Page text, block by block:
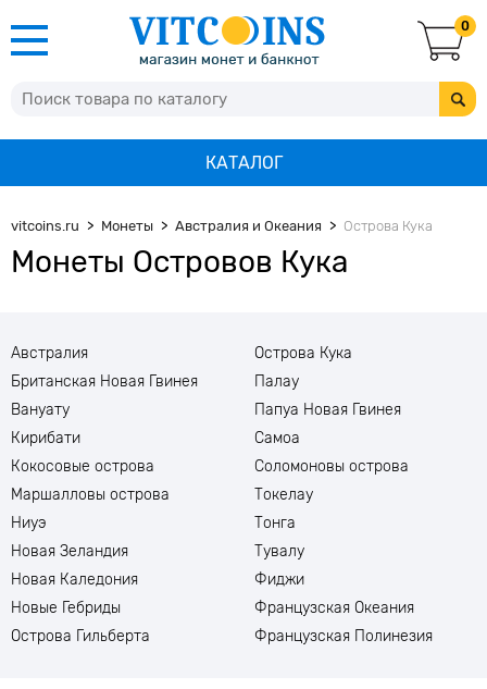
0
КАТАЛОГ
vitcoins.ru Монеты Австралия и Океания Острова Кука
Монеты Островов Кука
Австралия
Британская Новая Гвинея
Вануату
Кирибати
Кокосовые острова
Маршалловы острова
Ниуэ
Новая Зеландия
Новая Каледония
Новые Гебриды
Острова Гильберта
Острова Кука
Палау
Папуа Новая Гвинея
Самоа
Соломоновы острова
Токелау
Тонга
Тувалу
Фиджи
Французская Океания
Французская Полинезия